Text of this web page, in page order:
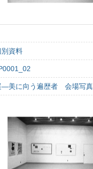
別資料
―美に向う遍歴者 会場写真